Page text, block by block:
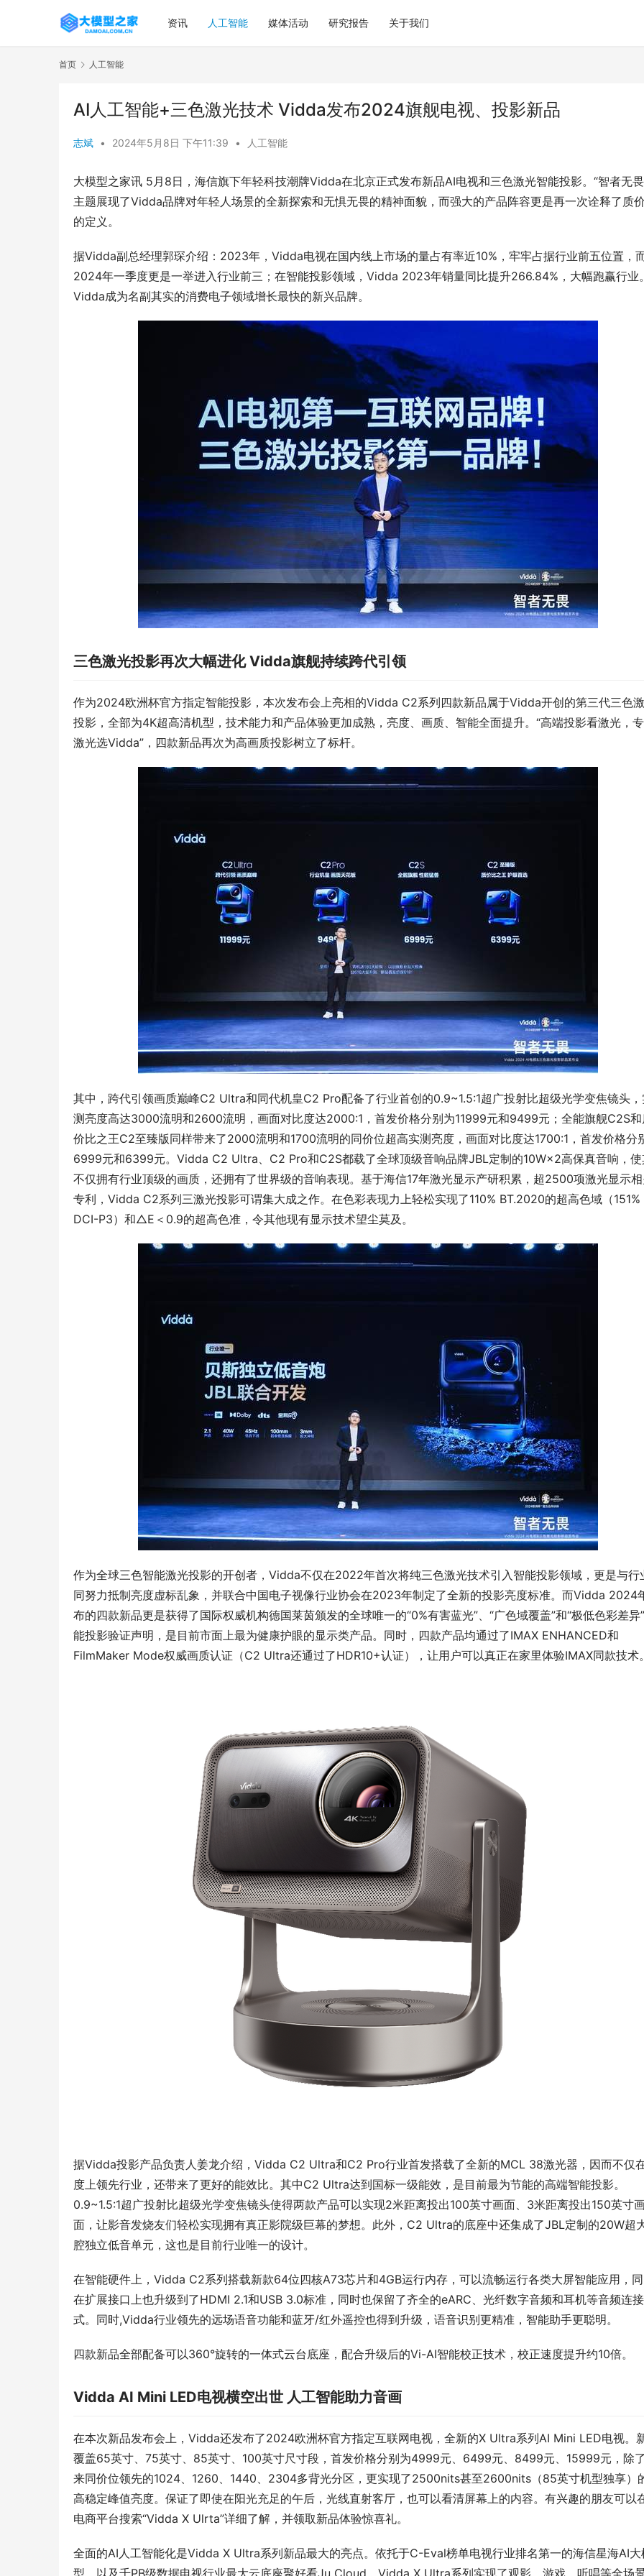
资讯 人工智能 媒体活动 研究报告 关于我们
首页 人工智能
AI人工智能+三色激光技术 Vidda发布2024旗舰电视、投影新品
志斌 • 2024年5月8日 下午11:39 • 人工智能
大模型之家讯 5月8日，海信旗下年轻科技潮牌Vidda在北京正式发布新品AI电视和三色激光智能投影。“智者无
主题展现了Vidda品牌对年轻人场景的全新探索和无惧无畏的精神面貌，而强大的产品阵容更是再一次诠释了质
的定义。
据Vidda副总经理郭琛介绍：2023年，Vidda电视在国内线上市场的量占有率近10%，牢牢占据行业前五位置，
2024年一季度更是一举进入行业前三；在智能投影领域，Vidda 2023年销量同比提升266.84%，大幅跑赢行业
Vidda成为名副其实的消费电子领域增长最快的新兴品牌。
三色激光投影再次大幅进化 Vidda旗舰持续跨代引领
作为2024欧洲杯官方指定智能投影，本次发布会上亮相的Vidda C2系列四款新品属于Vidda开创的第三代三色
投影，全部为4K超高清机型，技术能力和产品体验更加成熟，亮度、画质、智能全面提升。“高端投影看激光，
激光选Vidda”，四款新品再次为高画质投影树立了标杆。
其中，跨代引领画质巅峰C2 Ultra和同代机皇C2 Pro配备了行业首创的0.9~1.5:1超广投射比超级光学变焦镜头
测亮度高达3000流明和2600流明，画面对比度达2000:1，首发价格分别为11999元和9499元；全能旗舰C2S
价比之王C2至臻版同样带来了2000流明和1700流明的同价位超高实测亮度，画面对比度达1700:1，首发价格分
6999元和6399元。Vidda C2 Ultra、C2 Pro和C2S都载了全球顶级音响品牌JBL定制的10W×2高保真音响，使
不仅拥有行业顶级的画质，还拥有了世界级的音响表现。基于海信17年激光显示产研积累，超2500项激光显示
专利，Vidda C2系列三激光投影可谓集大成之作。在色彩表现力上轻松实现了110% BT.2020的超高色域（151%
DCI-P3）和△E＜0.9的超高色准，令其他现有显示技术望尘莫及。
作为全球三色智能激光投影的开创者，Vidda不仅在2022年首次将纯三色激光技术引入智能投影领域，更是与行
同努力抵制亮度虚标乱象，并联合中国电子视像行业协会在2023年制定了全新的投影亮度标准。而Vidda 2024
布的四款新品更是获得了国际权威机构德国莱茵颁发的全球唯一的“0%有害蓝光”、“广色域覆盖”和“极低色彩差异
能投影验证声明，是目前市面上最为健康护眼的显示类产品。同时，四款产品均通过了IMAX ENHANCED和
FilmMaker Mode权威画质认证（C2 Ultra还通过了HDR10+认证），让用户可以真正在家里体验IMAX同款技术
据Vidda投影产品负责人姜龙介绍，Vidda C2 Ultra和C2 Pro行业首发搭载了全新的MCL 38激光器，因而不仅
度上领先行业，还带来了更好的能效比。其中C2 Ultra达到国标一级能效，是目前最为节能的高端智能投影。
0.9~1.5:1超广投射比超级光学变焦镜头使得两款产品可以实现2米距离投出100英寸画面、3米距离投出150英寸
面，让影音发烧友们轻松实现拥有真正影院级巨幕的梦想。此外，C2 Ultra的底座中还集成了JBL定制的20W超
腔独立低音单元，这也是目前行业唯一的设计。
在智能硬件上，Vidda C2系列搭载新款64位四核A73芯片和4GB运行内存，可以流畅运行各类大屏智能应用，
在扩展接口上也升级到了HDMI 2.1和USB 3.0标准，同时也保留了齐全的eARC、光纤数字音频和耳机等音频连
式。同时,Vidda行业领先的远场语音功能和蓝牙/红外遥控也得到升级，语音识别更精准，智能助手更聪明。
四款新品全部配备可以360°旋转的一体式云台底座，配合升级后的Vi-AI智能校正技术，校正速度提升约10倍。
Vidda AI Mini LED电视横空出世 人工智能助力音画
在本次新品发布会上，Vidda还发布了2024欧洲杯官方指定互联网电视，全新的X Ultra系列AI Mini LED电视。
覆盖65英寸、75英寸、85英寸、100英寸尺寸段，首发价格分别为4999元、6499元、8499元、15999元，除
来同价位领先的1024、1260、1440、2304多背光分区，更实现了2500nits甚至2600nits（85英寸机型独享）
高稳定峰值亮度。保证了即使在阳光充足的午后，光线直射客厅，也可以看清屏幕上的内容。有兴趣的朋友可以
电商平台搜索“Vidda X Ulrta”详细了解，并领取新品体验惊喜礼。
全面的AI人工智能化是Vidda X Ultra系列新品最大的亮点。依托于C-Eval榜单电视行业排名第一的海信星海AI大